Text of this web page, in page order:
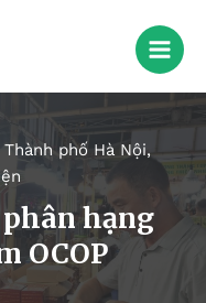
Thành phố Hà Nội,
hạng
OCOP